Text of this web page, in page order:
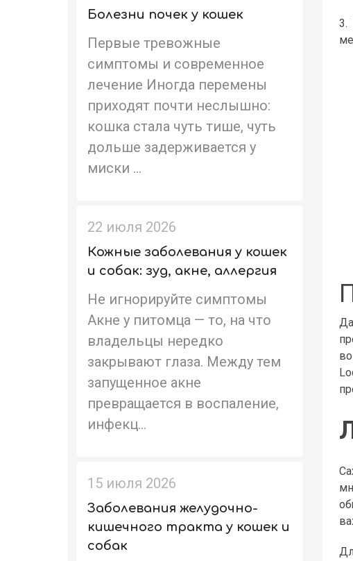
Болезни почек у кошек
Первые тревожные
симптомы и современное
лечение Иногда перемены
приходят почти неслышно:
кошка стала чуть тише, чуть
дольше задерживается у
миски ...
22 июля 2026
Кожные заболевания у кошек
и собак: зуд, акне, аллергия
Не игнорируйте симптомы
Акне у питомца — то, на что
владельцы нередко
закрывают глаза. Между тем
запущенное акне
превращается в воспаление,
инфекц...
15 июля 2026
Заболевания желудочно-
кишечного тракта у кошек и
собак
3.